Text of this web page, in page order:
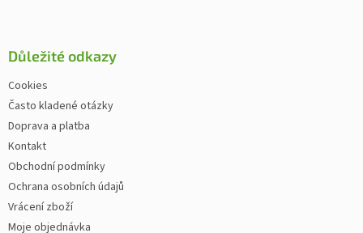
Důležité odkazy
Cookies
Často kladené otázky
Doprava a platba
Kontakt
Obchodní podmínky
Ochrana osobních údajů
Vrácení zboží
Moje objednávka